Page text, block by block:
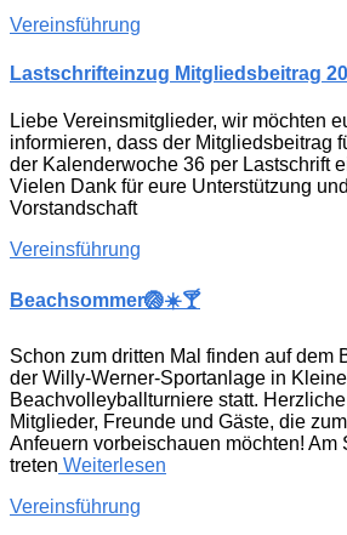
Vereinsführung
Lastschrifteinzug Mitgliedsbeitrag
Liebe Vereinsmitglieder, wir möchten
informieren, dass der Mitgliedsbeitrag
der Kalenderwoche 36 per Lastschrift
Vielen Dank für eure Unterstützung
Vorstandschaft
Vereinsführung
Beachsommer🏐☀️🍸
Schon zum dritten Mal finden auf dem
der Willy-Werner-Sportanlage in
Beachvolleyballturniere statt.
Mitglieder, Freunde und Gäste, die
Anfeuern vorbeischauen möchten! Am
treten Weiterlesen
Vereinsführung